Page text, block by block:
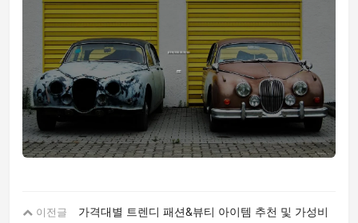
이전글
가격대별 트렌디 패션&뷰티 아이템 추천 및 가성비